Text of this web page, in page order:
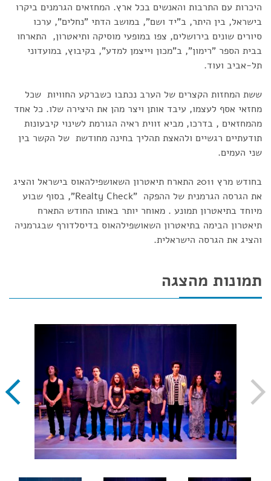
היכרות עם התרבות והאנשים בכל ארץ. המחזאים הגרמנים ביקרו
בישראל, בין היתר, ב"יד ושם", במושב הדתי "נחלים", ערכו
סיורים שונים בירושלים, צפו במופעי מוסיקה ותיאטרון, התארחו
בבית הספר "רימון", ב"מכון וייצמן למדע", בקיבוץ, במועדוני
תל-אביב ועוד.
ששת המחזות הקצרים של הערב נכתבו כשברקע החוויות שכל
מחזאי אסף לעצמו, עיבד אותן ויצר מהן את היצירה שלו. כל אחד
מהמחזאים , בדרכו, מביא זווית ראיה הגורמת לשינוי קיבעונות
תודעתיים רגשיים ולהאצת תהליך בחינה מחודשת של הקשר בין
שני העמים.
בחודש מרץ 2011 התארח תיאטרון השאושפילהאוס בישראל והציג
את הגרסה הגרמנית של ההפקה "Realty Check", בסוף שבוע
מיוחד בתיאטרון תמונע . מאוחר יותר באותו החודש התארח
תיאטרון הבימה בתיאטרון השאושפילהאוס בדיסלדורף שבגרמניה
והציג את הגרסה הישראלית.
תמונות מהצגה